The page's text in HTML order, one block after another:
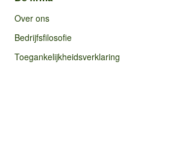
Over ons
Bedrijfsfilosofie
Toegankelijkheidsverklaring